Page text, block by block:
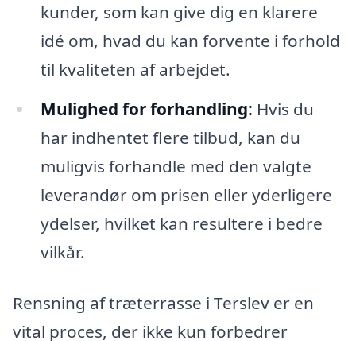
kunder, som kan give dig en klarere
idé om, hvad du kan forvente i forhold
til kvaliteten af arbejdet.
Mulighed for forhandling: Hvis du
har indhentet flere tilbud, kan du
muligvis forhandle med den valgte
leverandør om prisen eller yderligere
ydelser, hvilket kan resultere i bedre
vilkår.
Rensning af træterrasse i Terslev er en
vital proces, der ikke kun forbedrer